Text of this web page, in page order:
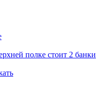
полке стоит 2 банки